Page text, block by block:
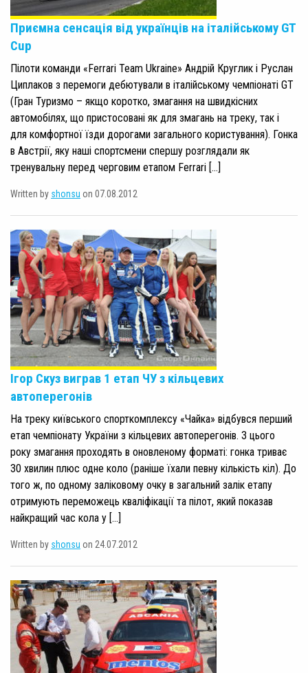
Приємна сенсація від українців на італійському GT
Cup
Пілоти команди «Ferrari Team Ukraine» Андрій Круглик і Руслан
Циплаков з перемоги дебютували в італійському чемпіонаті GT
(Гран Туризмо – якщо коротко, змагання на швидкісних
автомобілях, що пристосовані як для змагань на треку, так і
для комфортної їзди дорогами загального користування). Гонка
в Австрії, яку наші спортсмени спершу розглядали як
тренувальну перед черговим етапом Ferrari […]
Written by shonsu on 07.08.2012
Ігор Скуз виграв 1 етап ЧУ з кільцевих
автоперегонів
На треку київського спорткомплексу «Чайка» відбувся перший
етап чемпіонату України з кільцевих автоперегонів. З цього
року змагання проходять в оновленому форматі: гонка триває
30 хвилин плюс одне коло (раніше їхали певну кількість кіл). До
того ж, по одному заліковому очку в загальний залік етапу
отримують переможець кваліфікації та пілот, який показав
найкращий час кола у […]
Written by shonsu on 24.07.2012